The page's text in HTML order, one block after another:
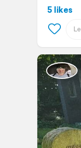
5 likes